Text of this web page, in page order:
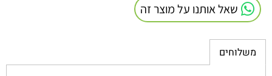
שאל אותנו על מוצר זה
משלוחים